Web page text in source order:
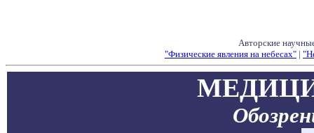
Авторские
"Физические явления на небесах" |